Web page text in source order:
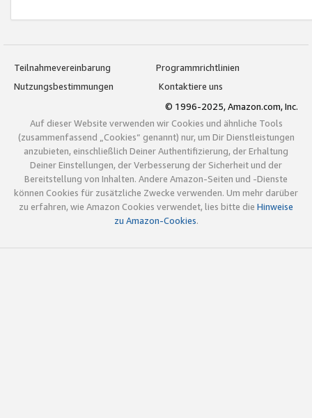
Teilnahmevereinbarung
Programmrichtlinien
Nutzungsbestimmungen
Kontaktiere uns
© 1996-2025, Amazon.com, Inc.
Auf dieser Website verwenden wir Cookies und ähnliche Tools
(zusammenfassend „Cookies“ genannt) nur, um Dir Dienstleistungen
anzubieten, einschließlich Deiner Authentifizierung, der Erhaltung
Deiner Einstellungen, der Verbesserung der Sicherheit und der
Bereitstellung von Inhalten. Andere Amazon-Seiten und -Dienste
können Cookies für zusätzliche Zwecke verwenden. Um mehr darüber
zu erfahren, wie Amazon Cookies verwendet, lies bitte die Hinweise
zu Amazon-Cookies.